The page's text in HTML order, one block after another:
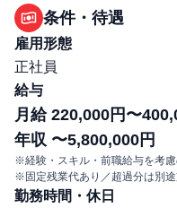
条件・待遇
雇用形態
正社員
給与
月給 220,000円〜
年収 〜5,800,000円
※経験・スキル・前職給与を考
※固定残業代あり／超過分は別途
勤務時間・休日